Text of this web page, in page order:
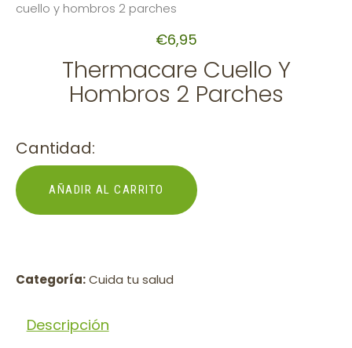
cuello y hombros 2 parches
€6,95
Thermacare Cuello Y
Hombros 2 Parches
Cantidad:
AÑADIR AL CARRITO
Categoría:Cuida tu salud
Descripción